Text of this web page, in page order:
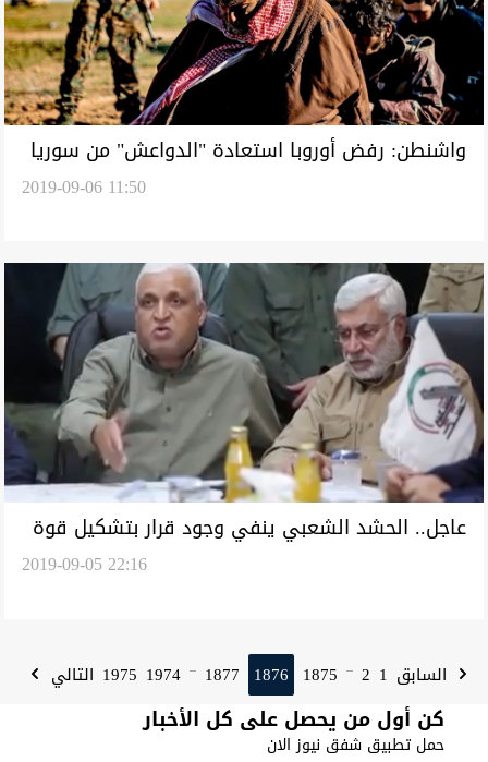
واشنطن: رفض أوروبا استعادة "الدواعش" من سوريا
2019-09-06 11:50
عاجل.. الحشد الشعبي ينفي وجود قرار بتشكيل قوة
2019-09-05 22:16
السابق 1
2
...
1875
1876
1877
...
1974
1975 التالي
كن أول من يحصل على كل الأخبار
حمل تطبيق شفق نيوز الان